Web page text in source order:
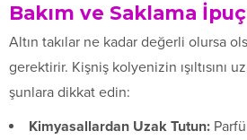
Bakım ve Saklama
Altın takılar ne kadar değerli olursa
gerektirir. Kişniş kolyenizin ışıltısını
şunlara dikkat edin:
Kimyasallardan Uzak Tutun: